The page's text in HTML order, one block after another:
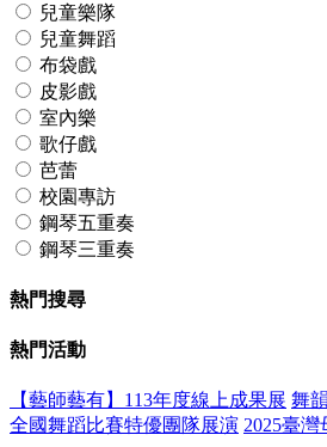
兒童樂隊
兒童舞蹈
布袋戲
皮影戲
室內樂
歌仔戲
芭蕾
校園專訪
鋼琴五重奏
鋼琴三重奏
熱門搜尋
熱門活動
【藝師藝有】113年度線上成果展 舞
全國舞蹈比賽特優團隊展演 2025臺